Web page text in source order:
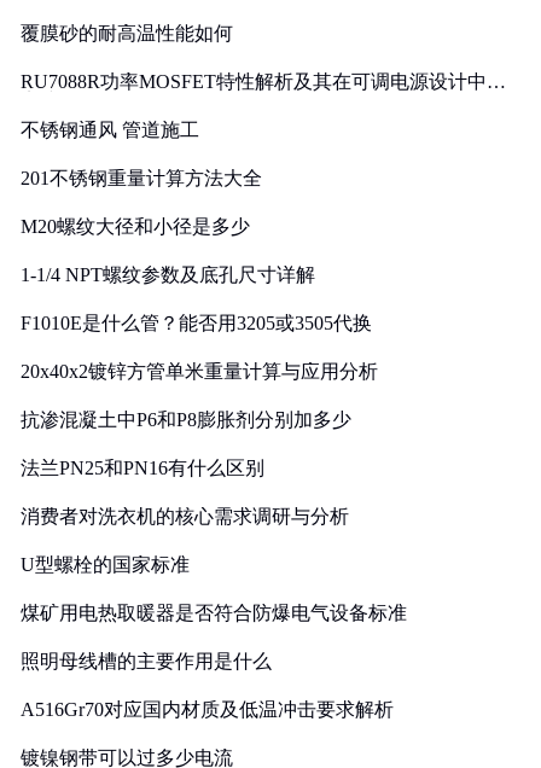
覆膜砂的耐高温性能如何
RU7088R功率MOSFET特性解析及其在可调电源设计中的
不锈钢通风 管道施工
201不锈钢重量计算方法大全
M20螺纹大径和小径是多少
1-1/4 NPT螺纹参数及底孔尺寸详解
F1010E是什么管？能否用3205或3505代换
20x40x2镀锌方管单米重量计算与应用分析
抗渗混凝土中P6和P8膨胀剂分别加多少
法兰PN25和PN16有什么区别
消费者对洗衣机的核心需求调研与分析
U型螺栓的国家标准
煤矿用电热取暖器是否符合防爆电气设备标准
照明母线槽的主要作用是什么
A516Gr70对应国内材质及低温冲击要求解析
镀镍钢带可以过多少电流